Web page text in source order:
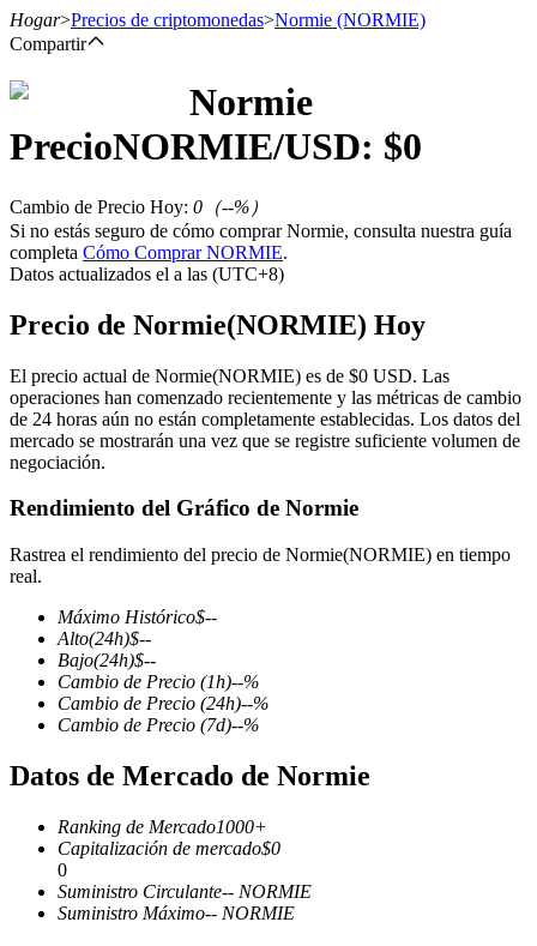
Futuros que utilizan USDT como garantía
Futuros COIN-M
Futuros de criptomonedas
TradFi
primas
Hogar>Precios de criptomonedas>Normie (NORMIE)
Compartir
Normie
PrecioNORMIE/USD: $0
Cambio de Precio Hoy: 0 （--%）
Si no estás seguro de cómo comprar Normie, consulta nuestra guía
completa Cómo Comprar NORMIE.
Datos actualizados el a las (UTC+8)
Precio de Normie(NORMIE) Hoy
El precio actual de Normie(NORMIE) es de $0 USD. Las
operaciones han comenzado recientemente y las métricas de cambio
de 24 horas aún no están completamente establecidas. Los datos del
mercado se mostrarán una vez que se registre suficiente volumen de
negociación.
Rendimiento del Gráfico de Normie
Rastrea el rendimiento del precio de Normie(NORMIE) en tiempo
real.
Máximo Histórico$--
Alto(24h)$--
Bajo(24h)$--
Cambio de Precio (1h)--%
Cambio de Precio (24h)--%
Cambio de Precio (7d)--%
Datos de Mercado de Normie
Ranking de Mercado1000+
Capitalización de mercado$0
0
Suministro Circulante-- NORMIE
Suministro Máximo-- NORMIE